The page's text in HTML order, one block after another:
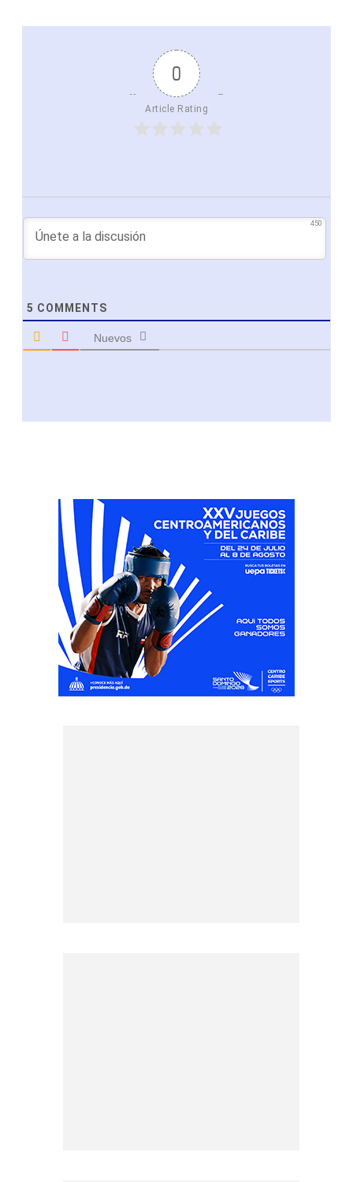
0
Article Rating
450
5 COMMENTS
Nuevos